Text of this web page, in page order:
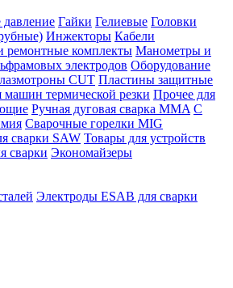
Гайки Гелиевые Головки
Инжекторы Кабели
комплекты Манометры и
электродов Оборудование
CUT Пластины защитные
машин термической резки Прочее для
Ручная дуговая сварка MMA С
Сварочные горелки MIG
сварки SAW Товары для устройств
сварки Экономайзеры
Электроды ESAB для сварки